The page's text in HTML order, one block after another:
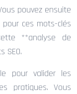
pouvez ensuite
ces mots-clés
**analyse de
SEO.
pour valider les
pratiques. Vous